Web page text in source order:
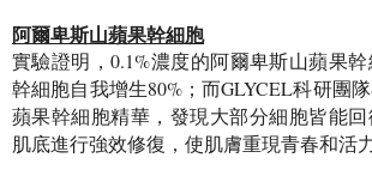
阿爾卑斯山蘋果幹細胞
實驗證明，0.1%濃度的阿爾卑斯山蘋果
幹細胞自我增生80%；而GLYCEL科研團
蘋果幹細胞精華，發現大部分細胞皆能
肌底進行強效修復，使肌膚重現青春和活力